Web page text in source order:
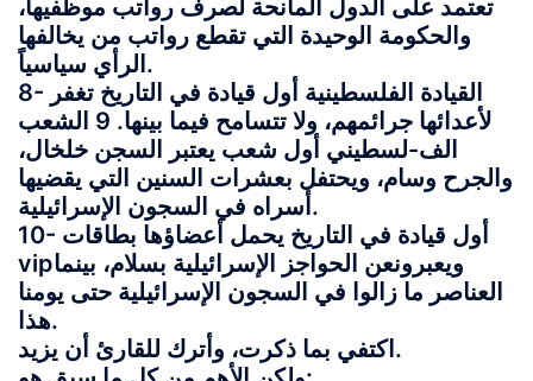
تعتمد على الدول المانحة لصرف رواتب موظفيها،
والحكومة الوحيدة التي تقطع رواتب من يخالفها
الرأي سياسياً.
8- القيادة الفلسطينية أول قيادة في التاريخ تغفر
لأعدائها جرائمهم، ولا تتسامح فيما بينها. 9 الشعب
الف-لسطيني أول شعب يعتبر السجن خلخال،
والجرح وسام، ويحتفل بعشرات السنين التي يقضيها
أسراه في السجون الإسرائيلية.
10- أول قيادة في التاريخ يحمل أعضاؤها بطاقات
vipويعبرونعن الحواجز الإسرائيلية بسلام، بينما
العناصر ما زالوا في السجون الإسرائيلية حتى يومنا
هذا.
اكتفي بما ذكرت، وأترك للقارئ أن يزيد.